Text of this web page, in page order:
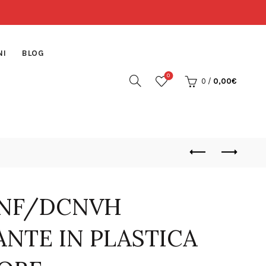
BLOG
0
0 / 0,00€
DCNVH
IN PLASTICA